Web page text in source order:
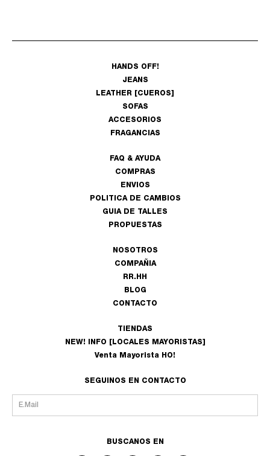
HANDS OFF!
JEANS
LEATHER [CUEROS]
SOFAS
ACCESORIOS
FRAGANCIAS
FAQ & AYUDA
COMPRAS
ENVIOS
POLITICA DE CAMBIOS
GUIA DE TALLES
PROPUESTAS
NOSOTROS
COMPAÑIA
RR.HH
BLOG
CONTACTO
TIENDAS
NEW! INFO [LOCALES MAYORISTAS]
Venta Mayorista HO!
SEGUINOS EN CONTACTO
BUSCANOS EN